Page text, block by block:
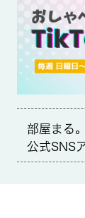
宿線篠崎周辺
ミュニティに
部屋まる。
公式SNS